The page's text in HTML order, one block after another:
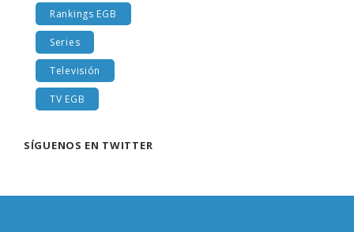
Rankings EGB
Series
Televisión
TV EGB
SÍGUENOS EN TWITTER